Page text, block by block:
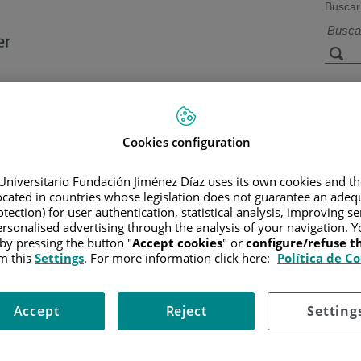
Buscar
Instalaciones y
tecnología
Inicio
Fundación Jiménez Díaz
Cookies configuration
Fundación Jiménez Díaz uses its own cookies and
in countries whose legislation does not guarantee an
for user authentication, statistical analysis, improving
advertising through the analysis of your navigation.
pressing the button "Accept cookies" or configure/refuse
thisSettings. For more information click here: Política de
Reject
Accept